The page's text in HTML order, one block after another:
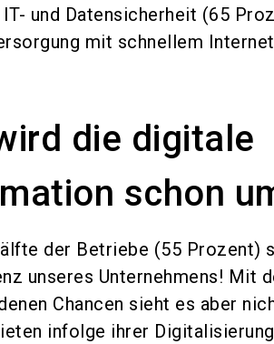
und Datensicherheit (65
mit schnellem
die digitale
schon
der Betriebe (55 Prozent)
unseres Unternehmens! Mit
Chancen sieht es aber
infolge ihrer